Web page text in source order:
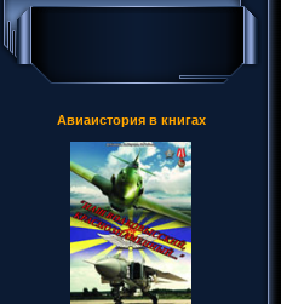
Авиаистория в книгах